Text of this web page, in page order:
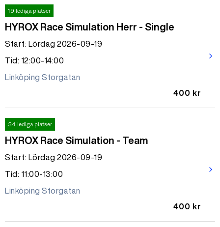
19 lediga platser
HYROX Race Simulation Herr - Single
Start: Lördag 2026-09-19
Tid: 12:00-14:00
Linköping Storgatan
400 kr
arrow_forward_ios
34 lediga platser
HYROX Race Simulation - Team
Start: Lördag 2026-09-19
Tid: 11:00-13:00
Linköping Storgatan
400 kr
arrow_forward_ios